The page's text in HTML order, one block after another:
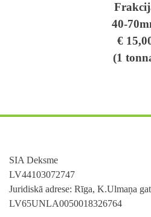
40-
€
(1
SIA Deksme
LV44103072747
Juridiskā adrese: Rīga, K.Ulmaņa
LV65UNLA0050018326764